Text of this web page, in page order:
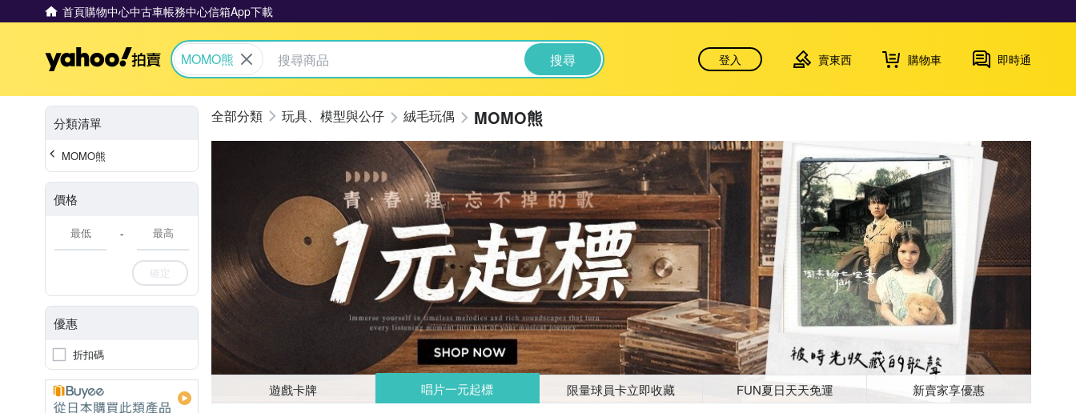
首頁購物中心中古車帳務中心信箱App下載
Yahoo拍賣
MOMO熊 搜尋 登入 賣東西 購物車 即時通
分類清單
MOMO熊
價格
-
確定
優惠
折扣碼
玩具、模型與公仔 絨毛玩偶 MOMO熊
遊戲卡牌 唱片一元起標 限量球員卡立即收藏 FUN夏日天天免運 新賣家享優惠